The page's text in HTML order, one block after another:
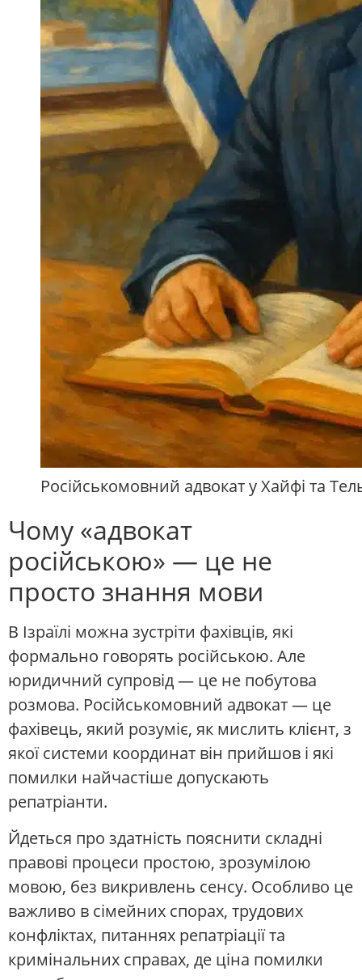
Російськомовний адвокат у Хайфі та
Чому «адвокат
російською» — це не
просто знання мови
В Ізраїлі можна зустріти фахівців, які
формально говорять російською. Але
юридичний супровід — це не побутова
розмова. Російськомовний адвокат — це
фахівець, який розуміє, як мислить клієнт, з
якої системи координат він прийшов і які
помилки найчастіше допускають
репатріанти.
Йдеться про здатність пояснити складні
правові процеси простою, зрозумілою
мовою, без викривлень сенсу. Особливо це
важливо в сімейних спорах, трудових
конфліктах, питаннях репатріації та
кримінальних справах, де ціна помилки